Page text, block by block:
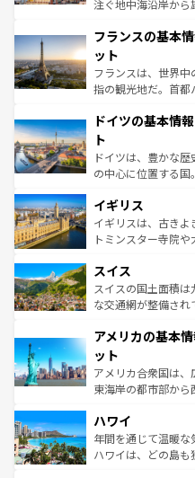
なお、新着のイタリ
しい。
注ぐ地中海沿岸から
文化が根付くこの国
れる闘牛、そして美
る。首都マドリー
アートに溢れた街角
せる。地方によって
ンテンツ一覧 を参照
フランスの基本
ット
フランスは、世界
指の観光地だ。首都
で、幅広い魅力が詰
聖堂、美しいビーチ
から魅了する。ま
れ、フランス料理
香り高いラベンダー
らに、パリ以外の
も豊かな歴史と文化
を参照してほしい。
ドイツの基本情
ト
ドイツは、豊かな
の中心に位置する
顔を持つこの国は、
ルリンの文化的活
してライン川沿い
は、お酒好きな人にはぜ
ドイツ情報はコンテ
イギリス
イギリスは、古き
トミンスター寺院
リアごとに異なる魅
ティー、ビール好
戦など、本場だか
ンツ一覧を参照して
スイス
スイスの国土面積
な交通網が整備さ
の建物がそのまま残
博物館もあり、アル
ことができる。国民
者向けの交通パス
着のスイス情報は
アメリカの基本
ット
アメリカ合衆国は、
東海岸の都市部か
のような巨大都市は
ンメントが詰まっ
西部には大自然が
ハワイ
年間を通じて温暖
ハワイは、どの島